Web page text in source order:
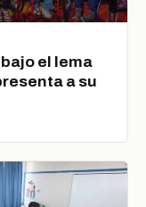
el lema
a su